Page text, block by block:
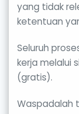
yang tidak
ketentuan
Seluruh
kerja melalui
(gratis).
Waspadalah